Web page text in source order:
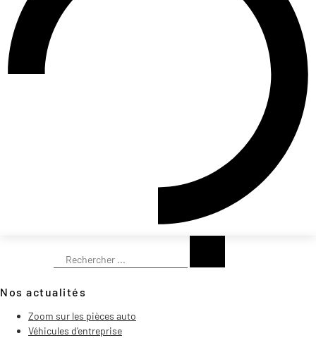
Nos actualités
Zoom sur les pièces auto
Véhicules d'entreprise